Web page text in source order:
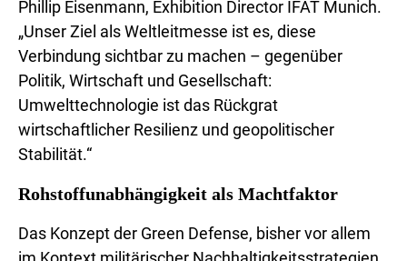
Phillip Eisenmann, Exhibition Director IFAT Munich.
„Unser Ziel als Weltleitmesse ist es, diese
Verbindung sichtbar zu machen – gegenüber
Politik, Wirtschaft und Gesellschaft:
Umwelttechnologie ist das Rückgrat
wirtschaftlicher Resilienz und geopolitischer
Stabilität.“
Rohstoffunabhängigkeit als Machtfaktor
Das Konzept der Green Defense, bisher vor allem